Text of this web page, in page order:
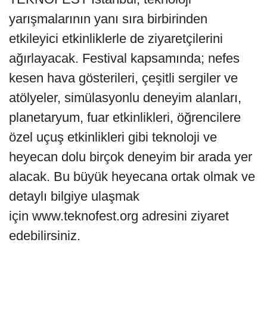
yarışmalarının yanı sıra birbirinden
etkileyici etkinliklerle de ziyaretçilerini
ağırlayacak. Festival kapsamında; nefes
kesen hava gösterileri, çeşitli sergiler ve
atölyeler, simülasyonlu deneyim alanları,
planetaryum, fuar etkinlikleri, öğrencilere
özel uçuş etkinlikleri gibi teknoloji ve
heyecan dolu birçok deneyim bir arada yer
alacak. Bu büyük heyecana ortak olmak ve
detaylı bilgiye ulaşmak
için www.teknofest.org adresini ziyaret
edebilirsiniz.